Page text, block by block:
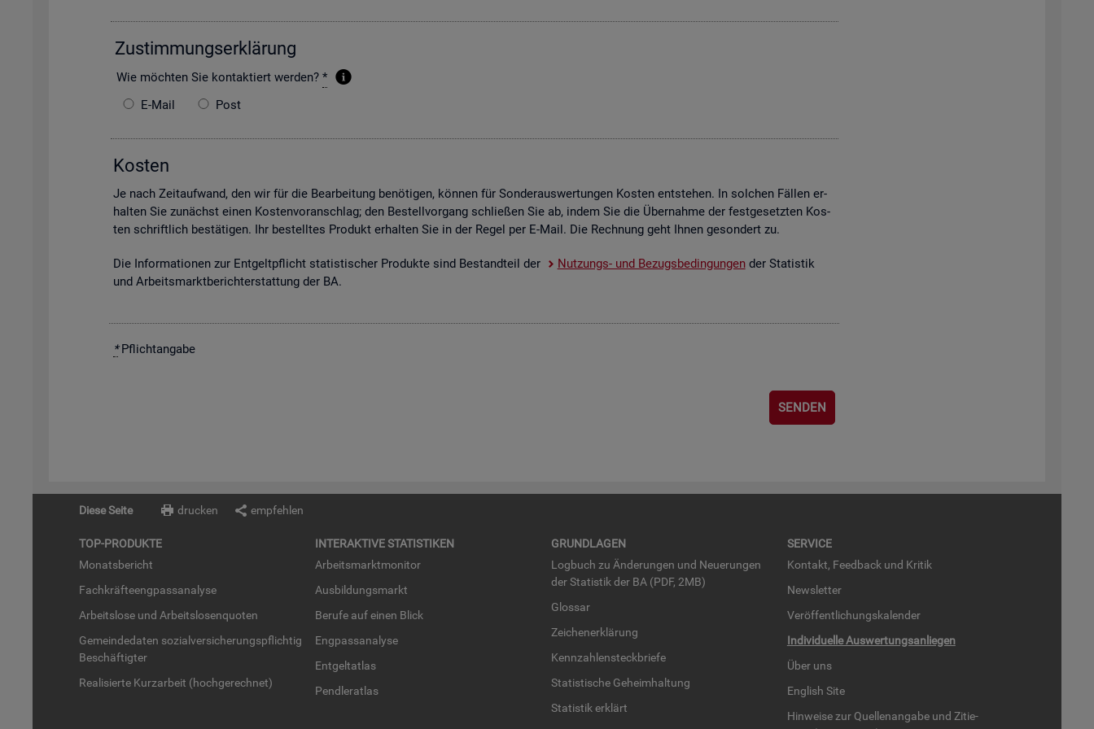
Zu­stim­mungs­er­klä­rung
Wie möch­ten Sie kon­tak­tiert wer­den? *
E-Mail
Post
Kos­ten
Je nach Zeit­auf­wand, den wir für die Be­ar­bei­tung be­nö­ti­gen, kön­nen für Son­der­aus­wer­tun­gen Kos­ten ent­ste­hen. In sol­chen Fäl­len er­
hal­ten Sie zu­nächst einen Kos­ten­vor­anschlag; den Be­stell­vor­gang schlie­ßen Sie ab, indem Sie die Über­nah­me der fest­ge­setz­ten Kos­
ten schrift­lich be­stä­ti­gen. Ihr be­stell­tes Pro­dukt er­hal­ten Sie in der Regel per E-Mail. Die Rech­nung geht Ihnen ge­son­dert zu.
Die In­for­ma­tio­nen zur Ent­gelt­pflicht sta­tis­ti­scher Pro­duk­te sind Be­stand­teil der Nut­zungs- und Be­zugs­be­din­gun­gender Sta­tis­tik
und Ar­beits­markt­be­richt­erstat­tung der BA.
*Pflicht­an­ga­be
Diese Seite drucken empfehlen
TOP-PRO­DUK­TE
Mo­nats­be­richt
Fach­kräf­te­eng­pass­ana­ly­se
Ar­beits­lo­se und Ar­beits­lo­sen­quo­ten
Ge­mein­de­da­ten so­zi­al­ver­si­che­rungs­pflich­tig
Be­schäf­tig­ter
Rea­li­sier­te Kurz­ar­beit (hoch­ge­rech­net)
IN­TER­AK­TI­VE STA­TIS­TI­KEN
Ar­beits­markt­mo­ni­tor
Aus­bil­dungs­markt
Be­ru­fe auf einen Blick
Eng­pass­ana­ly­se
Ent­gel­t­at­las
Pend­ler­at­las
GRUND­LA­GEN
Log­buch zu Än­de­run­gen und Neue­run­gen
der Sta­tis­tik der BA (PDF, 2MB)
Glos­sar
Zei­chen­er­klä­rung
Kenn­zah­len­steck­brie­fe
Sta­tis­ti­sche Ge­heim­hal­tung
Sta­tis­tik er­klärt
SER­VICE
Kon­takt, Feed­back und Kri­tik
News­let­ter
Ver­öf­fent­li­chungs­ka­len­der
In­di­vi­du­el­le Aus­wer­tungs­an­lie­gen
Über uns
English Site
Hin­wei­se zur Quel­len­an­ga­be und Zi­tie­